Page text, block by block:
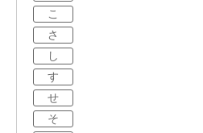
こ
さ
し
す
せ
そ